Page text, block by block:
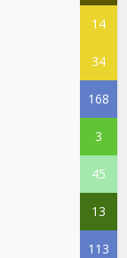
14
34
168
3
45
13
113